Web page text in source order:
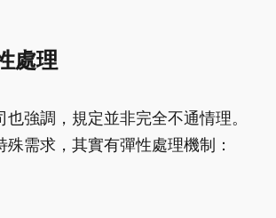
處理
強調，規定並非完全不通情理。
殊需求，其實有彈性處理機制：